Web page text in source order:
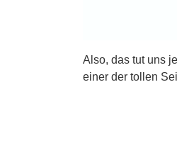
Also, das tut uns
einer der tollen